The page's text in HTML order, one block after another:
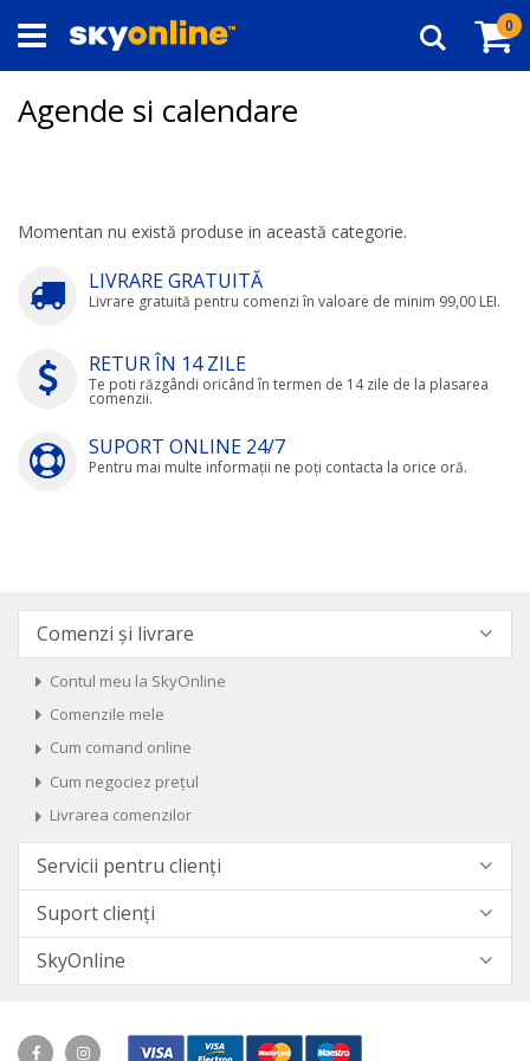
la
Conținut
0
Căutare
Agende si calendare
Momentan nu există produse in această categorie.
LIVRARE GRATUITĂ
Livrare gratuită pentru comenzi în valoare de minim 99,00 LEI.
RETUR ÎN 14 ZILE
Te poti răzgândi oricând în termen de 14 zile de la plasarea
comenzii.
SUPORT ONLINE 24/7
Pentru mai multe informații ne poți contacta la orice oră.
Comenzi și livrare
Contul meu la SkyOnline
Comenzile mele
Cum comand online
Cum negociez prețul
Livrarea comenzilor
Servicii pentru clienți
Suport clienți
SkyOnline